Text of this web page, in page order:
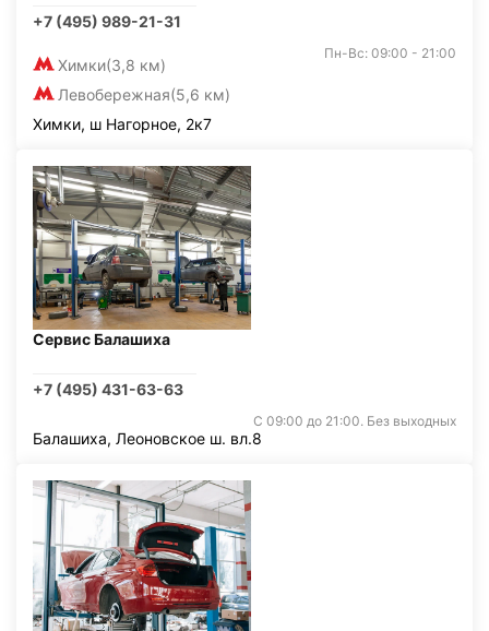
+7 (495) 989-21-31
Химки(3,8 км)
Левобережная(5,6 км)
Пн-Вс: 09:00 - 21:00
Химки, ш Нагорное, 2к7
Сервис Балашиха
+7 (495) 431-63-63
С 09:00 до 21:00. Без выходных
Балашиха, Леоновское ш. вл.8